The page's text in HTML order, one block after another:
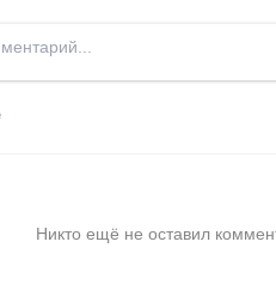
Никто ещё не оставил